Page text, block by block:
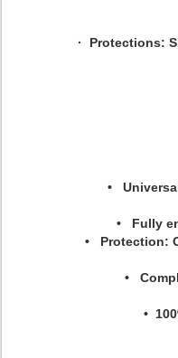
· Protections:
•
• Fully
• Protection:
•
•